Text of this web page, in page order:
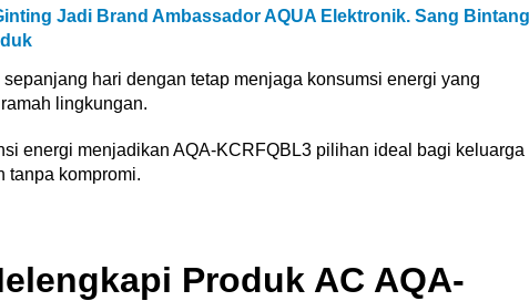
Jadi Brand Ambassador AQUA Elektronik. Sang Bintang
hari dengan tetap menjaga konsumsi energi yang
lingkungan.
energi menjadikan AQA-KCRFQBL3 pilihan ideal bagi keluarga
tanpa kompromi.
Produk AC AQA-